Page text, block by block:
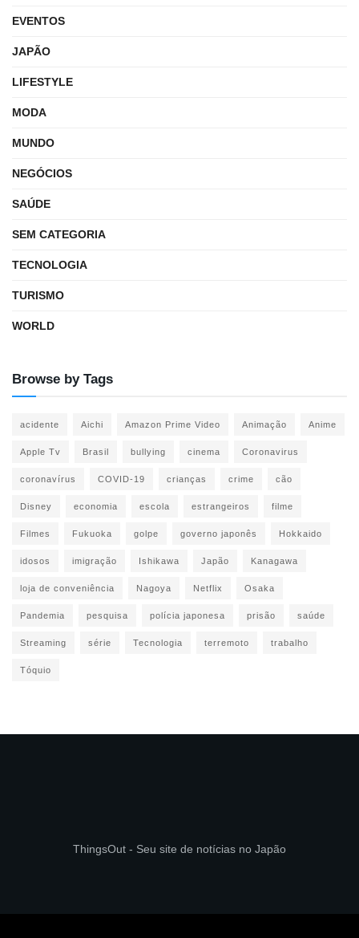
EVENTOS
JAPÃO
LIFESTYLE
MODA
MUNDO
NEGÓCIOS
SAÚDE
SEM CATEGORIA
TECNOLOGIA
TURISMO
WORLD
Browse by Tags
acidente Aichi Amazon Prime Video Animação Anime
Apple Tv Brasil bullying cinema Coronavirus
coronavírus COVID-19 crianças crime cão
Disney economia escola estrangeiros filme
Filmes Fukuoka golpe governo japonês Hokkaido
idosos imigração Ishikawa Japão Kanagawa
loja de conveniência Nagoya Netflix Osaka
Pandemia pesquisa polícia japonesa prisão saúde
Streaming série Tecnologia terremoto trabalho
Tóquio
ThingsOut - Seu site de notícias no Japão